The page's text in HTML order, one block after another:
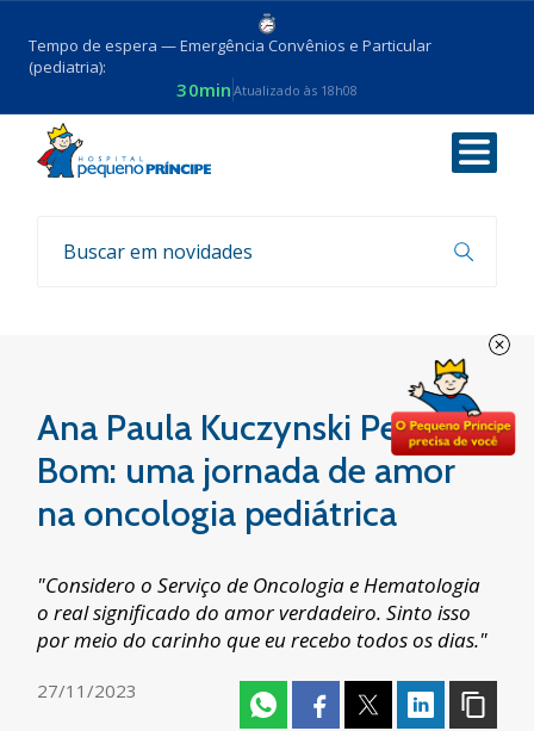
Tempo de espera — Emergência Convênios e Particular
(pediatria):
30min Atualizado às 18h08
Voltar
Sua história, nossa história
Ana Paula Kuczynski Pedro
Bom: uma jornada de amor
na oncologia pediátrica
"Considero o Serviço de Oncologia e Hematologia
o real significado do amor verdadeiro. Sinto isso
por meio do carinho que eu recebo todos os dias."
27/11/2023